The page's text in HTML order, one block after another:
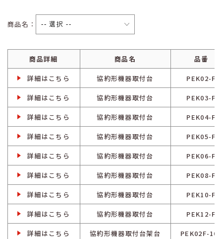
商品名：
商品詳細 商品名 品番
詳細はこちら 協約形機器取付台 PEK02-F
詳細はこちら 協約形機器取付台 PEK03-F
詳細はこちら 協約形機器取付台 PEK04-F
詳細はこちら 協約形機器取付台 PEK05-F
詳細はこちら 協約形機器取付台 PEK06-F
詳細はこちら 協約形機器取付台 PEK08-F
詳細はこちら 協約形機器取付台 PEK10-F
詳細はこちら 協約形機器取付台 PEK12-F
詳細はこちら 協約形機器取付台架台 PEK02F-106